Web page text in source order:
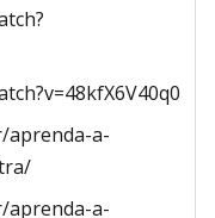
aprenda-a-
aprenda-a-